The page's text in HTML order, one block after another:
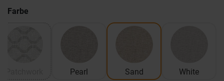
Farbe
Pearl Sand White